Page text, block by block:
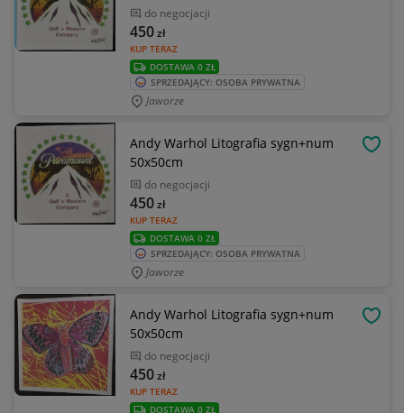
do negocjacji
KUP TERAZ
450zł
DOSTAWA 0 ZŁ
SPRZEDAJĄCY: OSOBA PRYWATNA
Jaworze
Andy Warhol Litografia sygn+num
50x50cm
do negocjacji
KUP TERAZ
450zł
DOSTAWA 0 ZŁ
SPRZEDAJĄCY: OSOBA PRYWATNA
Jaworze
Andy Warhol Litografia sygn+num
50x50cm
do negocjacji
KUP TERAZ
450zł
DOSTAWA 0 ZŁ